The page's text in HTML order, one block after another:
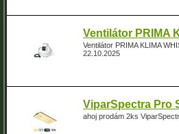
Ventilátor PRIMA
Ventilátor PRIMA KLIMA
22.10.2025
ViparSpectra Pro
ahoj prodám 2ks